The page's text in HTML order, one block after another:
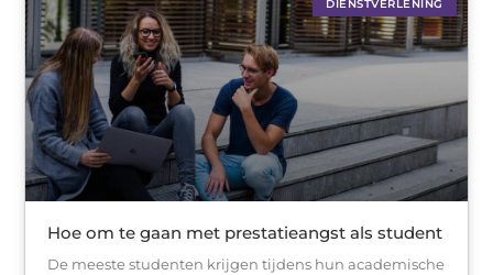
DIENSTVERLENING
Hoe om te gaan met prestatieangst als student
De meeste studenten krijgen tijdens hun academische